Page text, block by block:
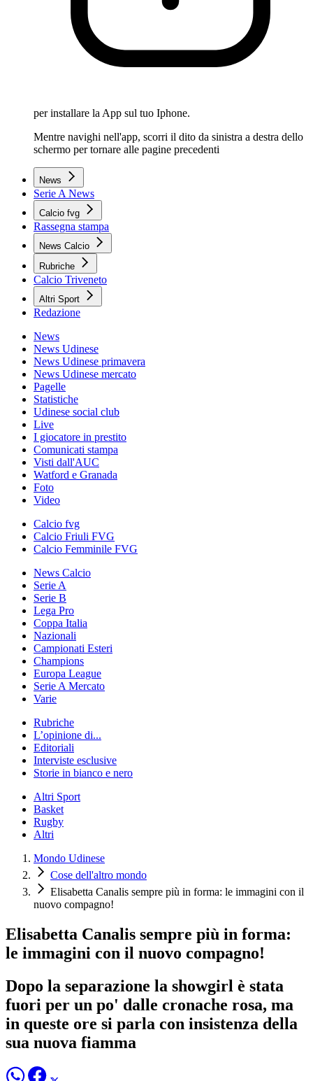
per installare la App sul tuo Iphone.
Mentre navighi nell'app, scorri il dito da sinistra a destra dello
schermo per tornare alle pagine precedenti
News
Serie A News
Calcio fvg
Rassegna stampa
News Calcio
Rubriche
Calcio Triveneto
Altri Sport
Redazione
News
News Udinese
News Udinese primavera
News Udinese mercato
Pagelle
Statistiche
Udinese social club
Live
I giocatore in prestito
Comunicati stampa
Visti dall'AUC
Watford e Granada
Foto
Video
Calcio fvg
Calcio Friuli FVG
Calcio Femminile FVG
News Calcio
Serie A
Serie B
Lega Pro
Coppa Italia
Nazionali
Campionati Esteri
Champions
Europa League
Serie A Mercato
Varie
Rubriche
L’opinione di...
Editoriali
Interviste esclusive
Storie in bianco e nero
Altri Sport
Basket
Rugby
Altri
Mondo Udinese
Cose dell'altro mondo
Elisabetta Canalis sempre più in forma: le immagini con il
nuovo compagno!
Elisabetta Canalis sempre più in forma:
le immagini con il nuovo compagno!
Dopo la separazione la showgirl è stata
fuori per un po' dalle cronache rosa, ma
in queste ore si parla con insistenza della
sua nuova fiamma